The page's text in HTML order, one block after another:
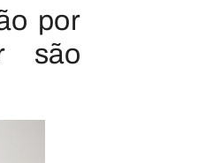
por
são